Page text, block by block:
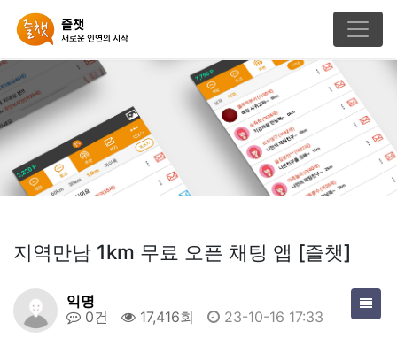
지역만남 1km 무료 오픈 채팅 앱 [즐챗]
익명
0건
17,416회 23-10-16 17:33